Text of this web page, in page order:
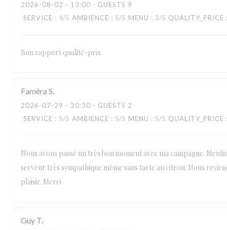
2026-08-02 - 13:00 - GUESTS 9
SERVICE : 4/5 AMBIENCE : 5/5 MENU : 3/5 QUALITY_PRICE
Bon rapport qualité-prix
Faméra S
2026-07-29 - 20:30 - GUESTS 2
SERVICE : 5/5 AMBIENCE : 5/5 MENU : 5/5 QUALITY_PRICE
Nous avons passé un très bon moment avec ma campagne.
serveur très sympathique même sans tarte au citron. Nous
plaisir. Merci
Guy T